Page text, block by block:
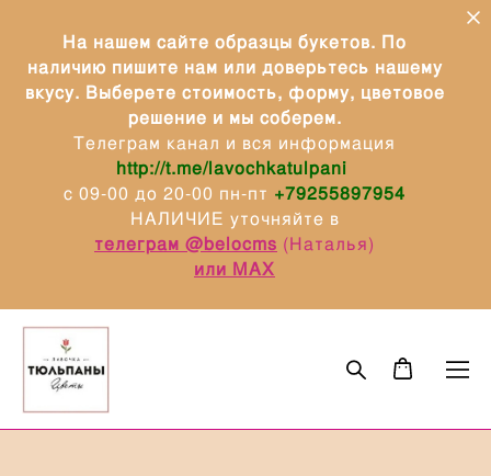
На нашем сайте образцы букетов. По
наличию пишите нам или доверьтесь нашему
вкусу. Выберете стоимость, форму, цветовое
решение и мы соберем.
Телеграм канал и вся информация
http://t.me/lavochkatulpani
с 09-00 до 20-00 пн-пт +79255897954
НАЛИЧИЕ уточняйте в
телеграм @belocms (Наталья)
или МАХ